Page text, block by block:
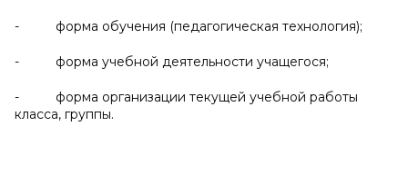
- форма обучения (педагогическая технология);
- форма учебной деятельности учащегося;
- форма организации текущей учебной работы
класса, группы.